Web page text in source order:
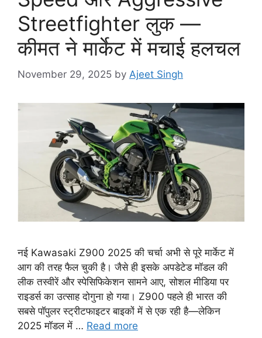
Streetfighter लुक —
कीमत ने मार्केट में मचाई हलचल
November 29, 2025 by Ajeet Singh
नई Kawasaki Z900 2025 की चर्चा अभी से पूरे मार्केट में
आग की तरह फैल चुकी है। जैसे ही इसके अपडेटेड मॉडल की
लीक तस्वीरें और स्पेसिफिकेशन सामने आए, सोशल मीडिया पर
राइडर्स का उत्साह दोगुना हो गया। Z900 पहले ही भारत की
सबसे पॉपुलर स्ट्रीटफाइटर बाइकों में से एक रही है—लेकिन
2025 मॉडल में … Read more